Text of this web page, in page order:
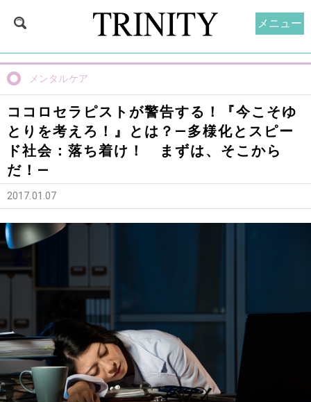
メンタルケア
ココロセラピストが警告する！『今こそゆ
とりを考えろ！』とは？—多様化とスピー
ド社会：落ち着け！ まずは、そこから
だ！—
2017.01.07
メニュー